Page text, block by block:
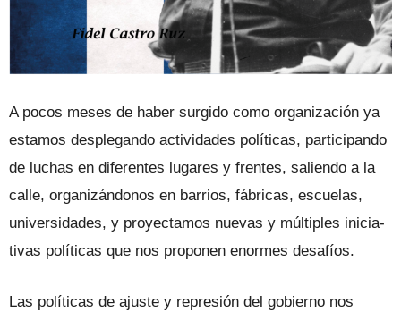
A pocos meses de haber surgido como organización ya
estamos desplegan­do actividades políticas, participan­do
de luchas en diferentes lugares y fren­tes, saliendo a la
calle, organizándonos en barrios, fábricas, escuelas,
universidades, y proyectamos nuevas y múltiples inicia­
tivas políticas que nos proponen enormes desafíos.
Las políticas de ajuste y represión del gobierno nos